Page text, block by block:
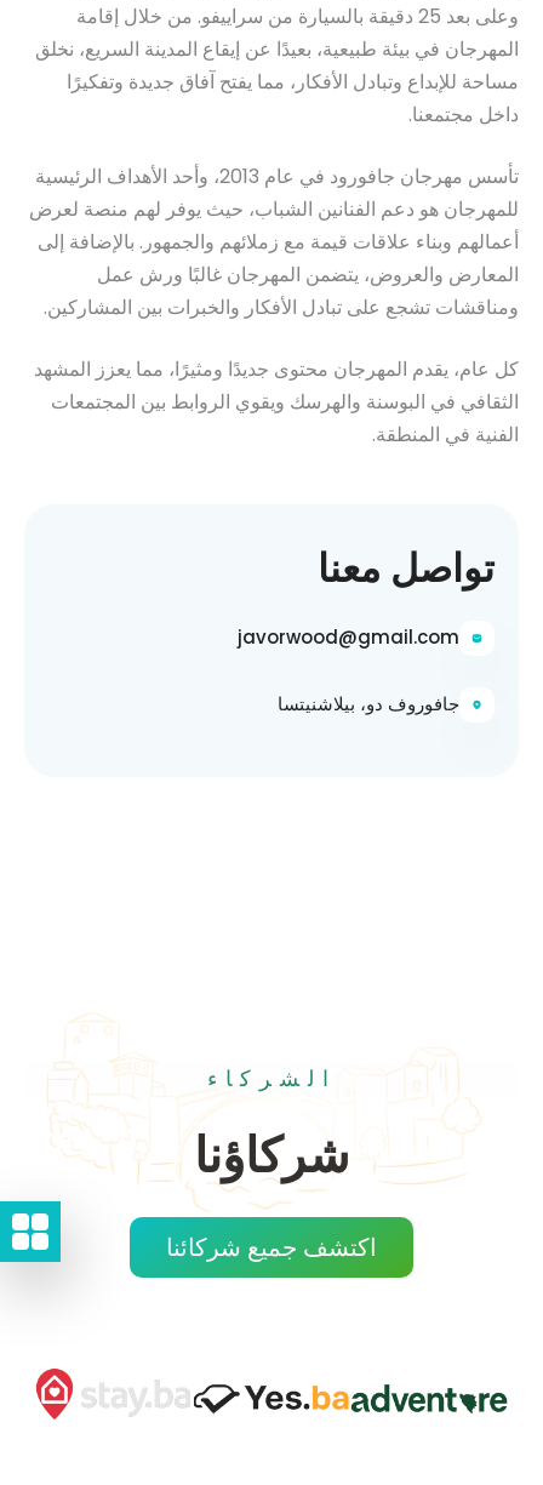
وعلى بعد 25 دقيقة بالسيارة من سراييفو. من خلال إقامة
المهرجان في بيئة طبيعية، بعيدًا عن إيقاع المدينة السريع، نخلق
مساحة للإبداع وتبادل الأفكار، مما يفتح آفاق جديدة وتفكيرًا
داخل مجتمعنا.
تأسس مهرجان جافورود في عام 2013، وأحد الأهداف الرئيسية
للمهرجان هو دعم الفنانين الشباب، حيث يوفر لهم منصة لعرض
أعمالهم وبناء علاقات قيمة مع زملائهم والجمهور. بالإضافة إلى
المعارض والعروض، يتضمن المهرجان غالبًا ورش عمل
ومناقشات تشجع على تبادل الأفكار والخبرات بين المشاركين.
كل عام، يقدم المهرجان محتوى جديدًا ومثيرًا، مما يعزز المشهد
الثقافي في البوسنة والهرسك ويقوي الروابط بين المجتمعات
الفنية في المنطقة.
تواصل معنا
javorwood@gmail.com
جافوروف دو، بيلاشنيتسا
الشركاء
شركاؤنا
اكتشف جميع شركائنا